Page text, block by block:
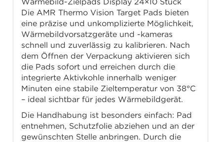
Die AMR Thermo Vision Target Pads bieten
eine präzise und unkomplizierte Möglichkeit,
Wärmebildvorsatzgeräte und -kameras
schnell und zuverlässig zu kalibrieren. Nach
dem Öffnen der Verpackung aktivieren sich
die Pads sofort und erreichen durch die
integrierte Aktivkohle innerhalb weniger
Minuten eine stabile Zieltemperatur von 38°C
– ideal sichtbar für jedes Wärmebildgerät.
Die Handhabung ist besonders einfach: Pad
entnehmen, Schutzfolie abziehen und an der
gewünschten Stelle anbringen. Durch die